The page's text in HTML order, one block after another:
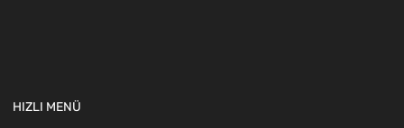
HIZLI MENÜ